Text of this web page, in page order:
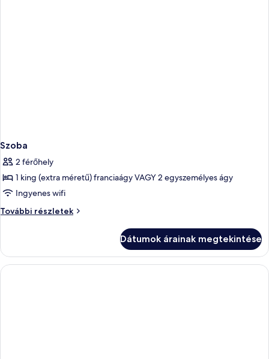
Szoba
2 férőhely
1 king (extra méretű) franciaágy VAGY 2 egyszemélyes ágy
Ingyenes wifi
További részletek
Szoba
Dátumok árainak megtekintése